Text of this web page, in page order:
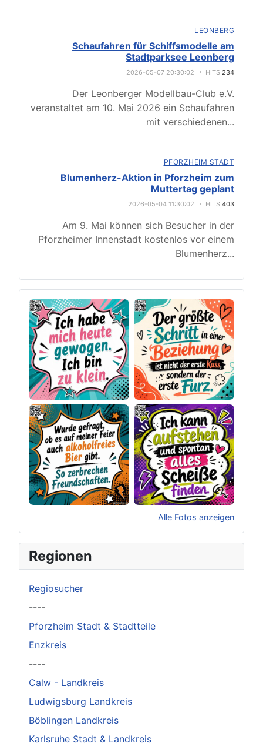
LEONBERG
Schaufahren für Schiffsmodelle am
Stadtparksee Leonberg
2026-05-07 20:30:02 HITS 234
Der Leonberger Modellbau-Club e.V.
veranstaltet am 10. Mai 2026 ein Schaufahren
mit verschiedenen...
PFORZHEIM STADT
Blumenherz-Aktion in Pforzheim zum
Muttertag geplant
2026-05-04 11:30:02 HITS 403
Am 9. Mai können sich Besucher in der
Pforzheimer Innenstadt kostenlos vor einem
Blumenherz...
Alle Fotos anzeigen
Original herunterladen
Regionen
Regiosucher
----
Pforzheim Stadt & Stadtteile
Enzkreis
----
Calw - Landkreis
Ludwigsburg Landkreis
Böblingen Landkreis
Karlsruhe Stadt & Landkreis